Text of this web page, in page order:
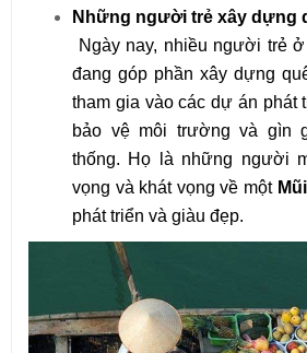
Những người trẻ xây dựng
Ngày nay, nhiều người trẻ ở
đang góp phần xây dựng
tham gia vào các dự án phát
bảo vệ môi trường và gìn
thống. Họ là những người
vọng và khát vọng về một
phát triển và giàu đẹp.